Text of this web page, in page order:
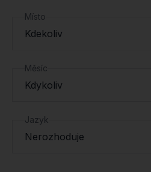
Místo
Kdekoliv
Měsíc
Kdykoliv
Jazyk
Nerozhoduje